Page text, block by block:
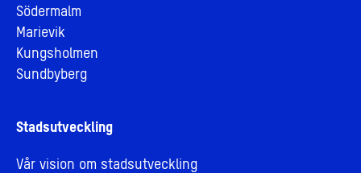
Södermalm
Marievik
Kungsholmen
Sundbyberg
Stadsutveckling
Vår vision om stadsutveckling